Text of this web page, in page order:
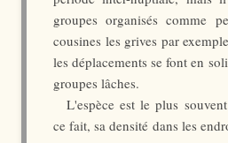
groupes organisés comme
cousines les grives par
les déplacements se font en
groupes lâches.
L'espèce est le plus
ce fait, sa densité dans les